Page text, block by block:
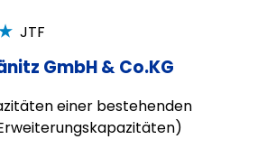
JTF
GmbH & Co.KG
einer bestehenden